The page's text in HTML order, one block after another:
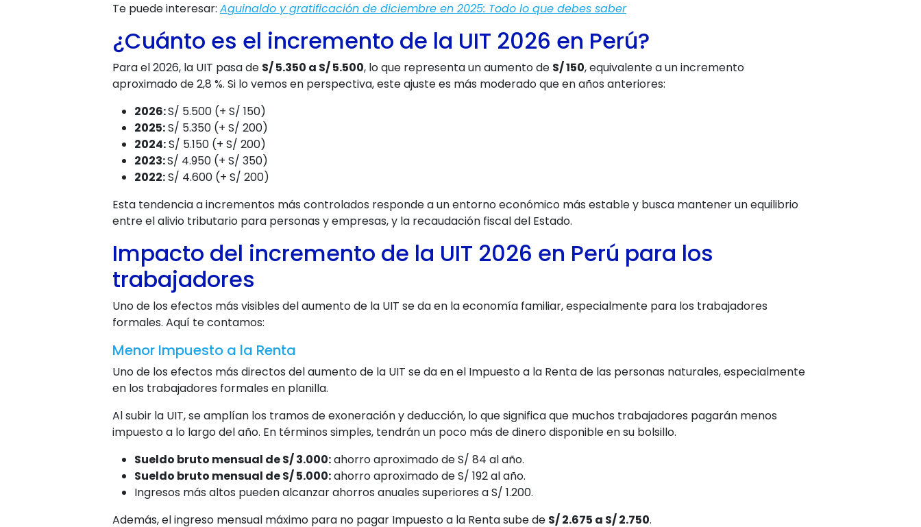
Te puede interesar: Aguinaldo y gratificación de diciembre en 2025: Todo lo que debes saber
¿Cuánto es el incremento de la UIT 2026 en Perú?
Para el 2026, la UIT pasa de S/ 5.350 a S/ 5.500, lo que representa un aumento de S/ 150, equivalente a un incremento
aproximado de 2,8 %. Si lo vemos en perspectiva, este ajuste es más moderado que en años anteriores:
2026:S/ 5.500 (+ S/ 150)
2025:S/ 5.350 (+ S/ 200)
2024:S/ 5.150 (+ S/ 200)
2023:S/ 4.950 (+ S/ 350)
2022:S/ 4.600 (+ S/ 200)
Esta tendencia a incrementos más controlados responde a un entorno económico más estable y busca mantener un equilibrio
entre el alivio tributario para personas y empresas, y la recaudación fiscal del Estado.
Impacto del incremento de la UIT 2026 en Perú para los
trabajadores
Uno de los efectos más visibles del aumento de la UIT se da en la economía familiar, especialmente para los trabajadores
formales. Aquí te contamos:
Menor Impuesto a la Renta
Uno de los efectos más directos del aumento de la UIT se da en el Impuesto a la Renta de las personas naturales, especialmente
en los trabajadores formales en planilla.
Al subir la UIT, se amplían los tramos de exoneración y deducción, lo que significa que muchos trabajadores pagarán menos
impuesto a lo largo del año. En términos simples, tendrán un poco más de dinero disponible en su bolsillo.
Sueldo bruto mensual de S/ 3.000:ahorro aproximado de S/ 84 al año.
Sueldo bruto mensual de S/ 5.000:ahorro aproximado de S/ 192 al año.
Ingresos más altos pueden alcanzar ahorros anuales superiores a S/ 1.200.
Además, el ingreso mensual máximo para no pagar Impuesto a la Renta sube de S/ 2.675 a S/ 2.750.